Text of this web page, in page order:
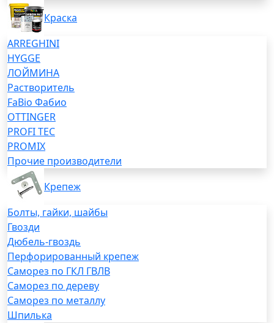
Краска
ARREGHINI
HYGGE
ЛОЙМИНА
Растворитель
FaBio Фабио
OTTINGER
PROFI TEC
PROMIX
Прочие производители
Крепеж
Болты, гайки, шайбы
Гвозди
Дюбель-гвоздь
Перфорированный крепеж
Саморез по ГКЛ ГВЛВ
Саморез по дереву
Саморез по металлу
Шпилька